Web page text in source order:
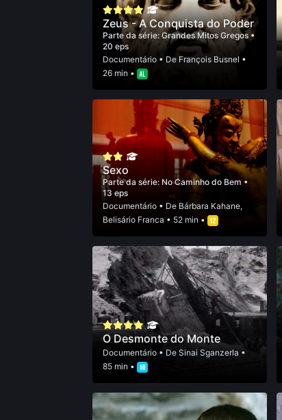
Zeus - A Conquista do Poder
Parte da série: Grandes Mitos Gregos •
20 eps
Documentário• De François Busnel •
26 min •
Sexo
Parte da série: No Caminho do Bem•
13 eps
Documentário• De Bárbara Kahane,
Belisário Franca • 52 min •
O Desmonte do Monte
Documentário• De Sinai Sganzerla •
85 min •